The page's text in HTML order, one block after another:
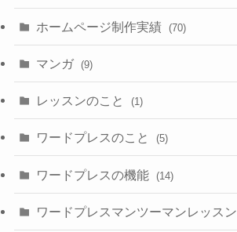
ホームページ制作実績 (70)
マンガ (9)
レッスンのこと (1)
ワードプレスのこと (5)
ワードプレスの機能 (14)
ワードプレスマンツーマンレッスン